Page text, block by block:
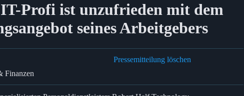
Profi ist unzufrieden mit dem
seines Arbeitgebers
Pressemitteilung löschen
Finanzen